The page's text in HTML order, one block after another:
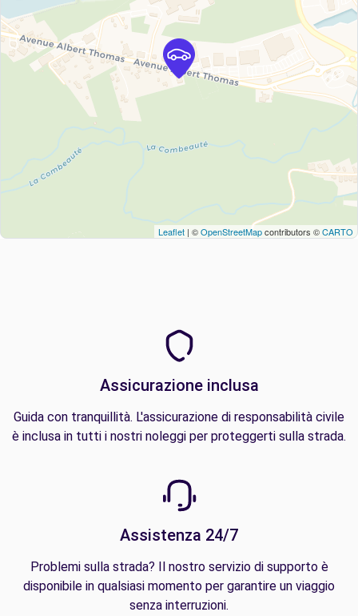
Leaflet | ©OpenStreetMapcontributors ©CARTO
Assicurazione inclusa
Guida con tranquillità. L'assicurazione di responsabilità civile
è inclusa in tutti i nostri noleggi per proteggerti sulla strada.
Assistenza 24/7
Problemi sulla strada? Il nostro servizio di supporto è
disponibile in qualsiasi momento per garantire un viaggio
senza interruzioni.